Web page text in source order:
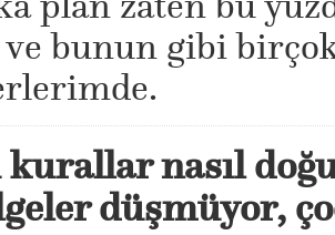
ve bunun gibi
kurallar nasıl
düşmüyor,